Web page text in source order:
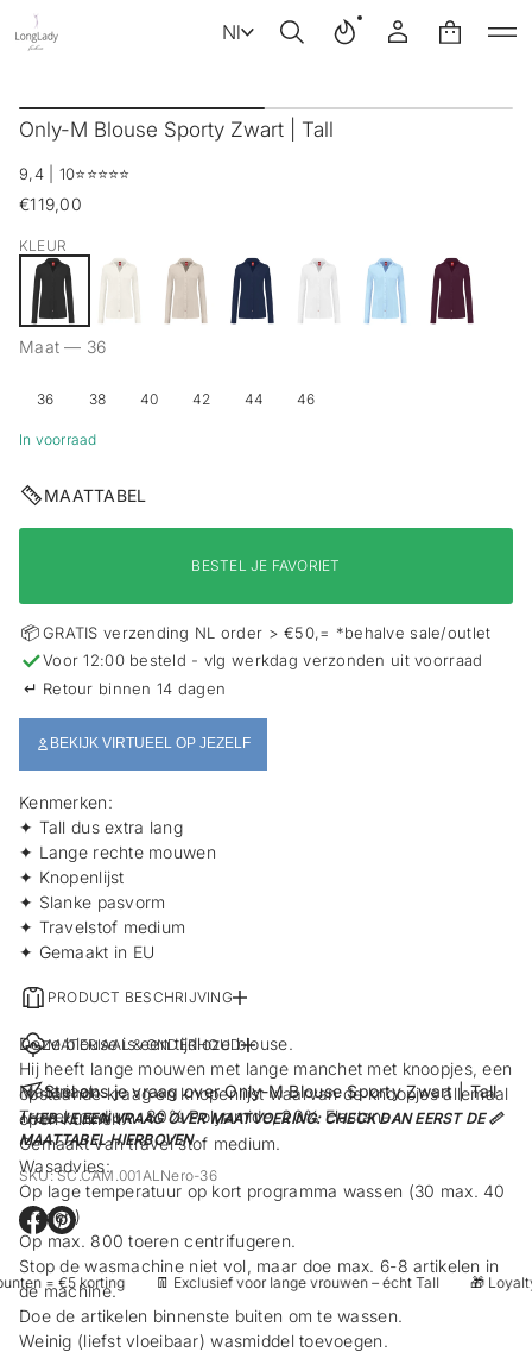
Nl
a
n
a
r
r
o
c
t
o
a
Only-M Blouse Sporty Zwart | Tall
9,4 | 10⭐️⭐️⭐️⭐️⭐️
Reguliere
prijs
€119,00
KLEUR
Maat — 36
36 38 40 42 44 46
In voorraad
MAATTABEL
BESTEL JE FAVORIET
📦GRATIS verzending NL order > €50,= *behalve sale/outlet
✓Voor 12:00 besteld - vlg werkdag verzonden uit voorraad
↵ Retour binnen 14 dagen
BEKIJK VIRTUEEL OP JEZELF
Kenmerken:
✦ Tall dus extra lang
✦ Lange rechte mouwen
✦ Knopenlijst
✦ Slanke pasvorm
✦ Travelstof medium
✦ Gemaakt in EU
PRODUCT BESCHRIJVING
Deze blouse is een tijdloze blouse.
Hij heeft lange mouwen met lange manchet met knoopjes, een
opstaande kraag en knopenlijst waarvan de knoopjes allemaal
open kunnen.
Gemaakt van travel stof medium.
MATERIAAL & ONDERHOUD
Materiaal:
Travel medium: 80% Polyamide, 20% Elastane.
Wasadvies:
Op lage temperatuur op kort programma wassen (30 max. 40
graden)
Op max. 800 toeren centrifugeren.
Stop de wasmachine niet vol, maar doe max. 6-8 artikelen in
de machine.
Doe de artikelen binnenste buiten om te wassen.
Weinig (liefst vloeibaar) wasmiddel toevoegen.
Stel ons je vraag over Only-M Blouse Sporty Zwart | Tall
! HEB JE EEN VRAAG OVER MAATVOERING: CHECK DAN EERST DE 📏
MAATTABEL HIERBOVEN
SKU: SC.CAM.001ALNero-36
O
p
e
n
i
n
O
p
e
n
i
n
= €5 korting 👖 Exclusief voor lange vrouwen – écht Tall 🎁